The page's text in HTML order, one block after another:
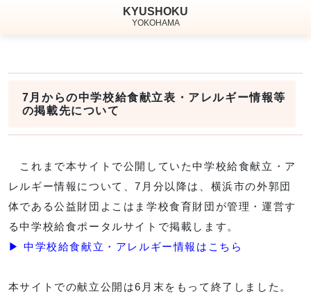
KYUSHOKU
YOKOHAMA
7月からの中学校給食献立表・アレルギー情報等
の掲載先について
これまで本サイトで公開していた中学校給食献立・ア
レルギー情報について、7月分以降は、横浜市の外郭団
体である公益財団よこはま学校食育財団が管理・運営す
る中学校給食ポータルサイトで掲載します。
▶ 中学校給食献立・アレルギー情報はこちら
本サイトでの献立公開は6月末をもって終了しました。